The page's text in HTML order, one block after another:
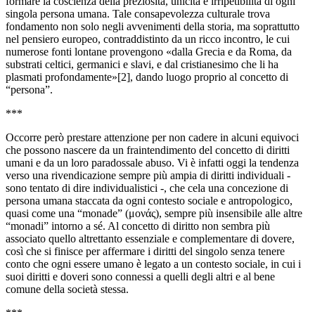
singola persona umana. Tale consapevolezza culturale trova
fondamento non solo negli avvenimenti della storia, ma soprattutto
nel pensiero europeo, contraddistinto da un ricco incontro, le cui
numerose fonti lontane provengono «dalla Grecia e da Roma, da
substrati celtici, germanici e slavi, e dal cristianesimo che li ha
plasmati profondamente»[2], dando luogo proprio al concetto di
“persona”.
***
Occorre però prestare attenzione per non cadere in alcuni equivoci
che possono nascere da un fraintendimento del concetto di diritti
umani e da un loro paradossale abuso. Vi è infatti oggi la tendenza
verso una rivendicazione sempre più ampia di diritti individuali -
sono tentato di dire individualistici -, che cela una concezione di
persona umana staccata da ogni contesto sociale e antropologico,
quasi come una “monade” (μονάς), sempre più insensibile alle altre
“monadi” intorno a sé. Al concetto di diritto non sembra più
associato quello altrettanto essenziale e complementare di dovere,
così che si finisce per affermare i diritti del singolo senza tenere
conto che ogni essere umano è legato a un contesto sociale, in cui i
suoi diritti e doveri sono connessi a quelli degli altri e al bene
comune della società stessa.